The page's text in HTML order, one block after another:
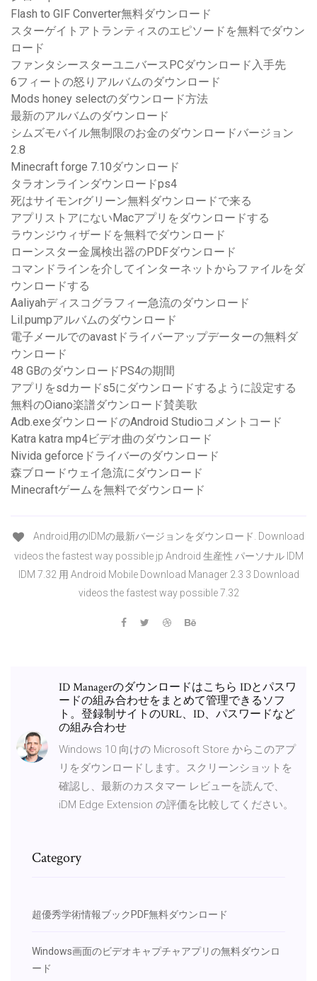
Flash to GIF Converter無料ダウンロード
スターゲイトアトランティスのエピソードを無料でダウン
ロード
ファンタシースターユニバースPCダウンロード入手先
6フィートの怒りアルバムのダウンロード
Mods honey selectのダウンロード方法
最新のアルバムのダウンロード
シムズモバイル無制限のお金のダウンロードバージョン
2.8
Minecraft forge 7.10ダウンロード
タラオンラインダウンロードps4
死はサイモンrグリーン無料ダウンロードで来る
アプリストアにないMacアプリをダウンロードする
ラウンジウィザードを無料でダウンロード
ローンスター金属検出器のPDFダウンロード
コマンドラインを介してインターネットからファイルをダ
ウンロードする
Aaliyahディスコグラフィー急流のダウンロード
Lil.pumpアルバムのダウンロード
電子メールでのavastドライバーアップデーターの無料ダ
ウンロード
48 GBのダウンロードPS4の期間
アプリをsdカードs5にダウンロードするように設定する
無料のOiano楽譜ダウンロード賛美歌
Adb.exeダウンロードのAndroid Studioコメントコード
Katra katra mp4ビデオ曲のダウンロード
Nivida geforceドライバーのダウンロード
森ブロードウェイ急流にダウンロード
Minecraftゲームを無料でダウンロード
Android用のIDMの最新バージョンをダウンロード. Download
videos the fastest way possible jp Android 生産性 パーソナル IDM
IDM 7.32 用 Android Mobile Download Manager 2.3 3 Download
videos the fastest way possible 7.32
ID Managerのダウンロードはこちら IDとパスワ
ードの組み合わせをまとめて管理できるソフ
ト。登録制サイトのURL、ID、パスワードなど
の組み合わせ
Windows 10 向けの Microsoft Store からこのアプ
リをダウンロードします。スクリーンショットを
確認し、最新のカスタマー レビューを読んで、
iDM Edge Extension の評価を比較してください。
Category
超優秀学術情報ブックPDF無料ダウンロード
Windows画面のビデオキャプチャアプリの無料ダウンロ
ード